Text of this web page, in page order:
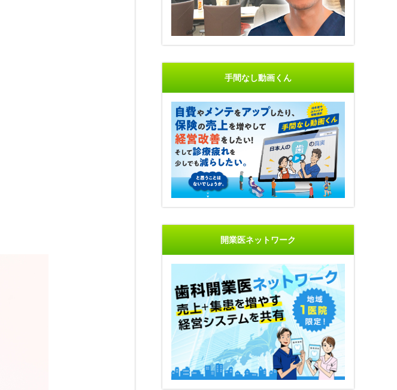
手間なし動画くん
開業医ネットワーク